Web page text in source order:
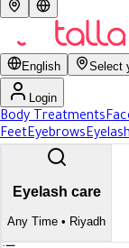
English Select
Login
Body Treatments
FeetEyebrows
Eyelash care
Any Time • Riyadh